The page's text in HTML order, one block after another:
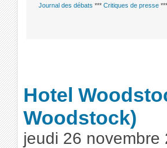
Journal des débats *** Critiques de presse
Hotel
Woodstock)
jeudi 26 novembre